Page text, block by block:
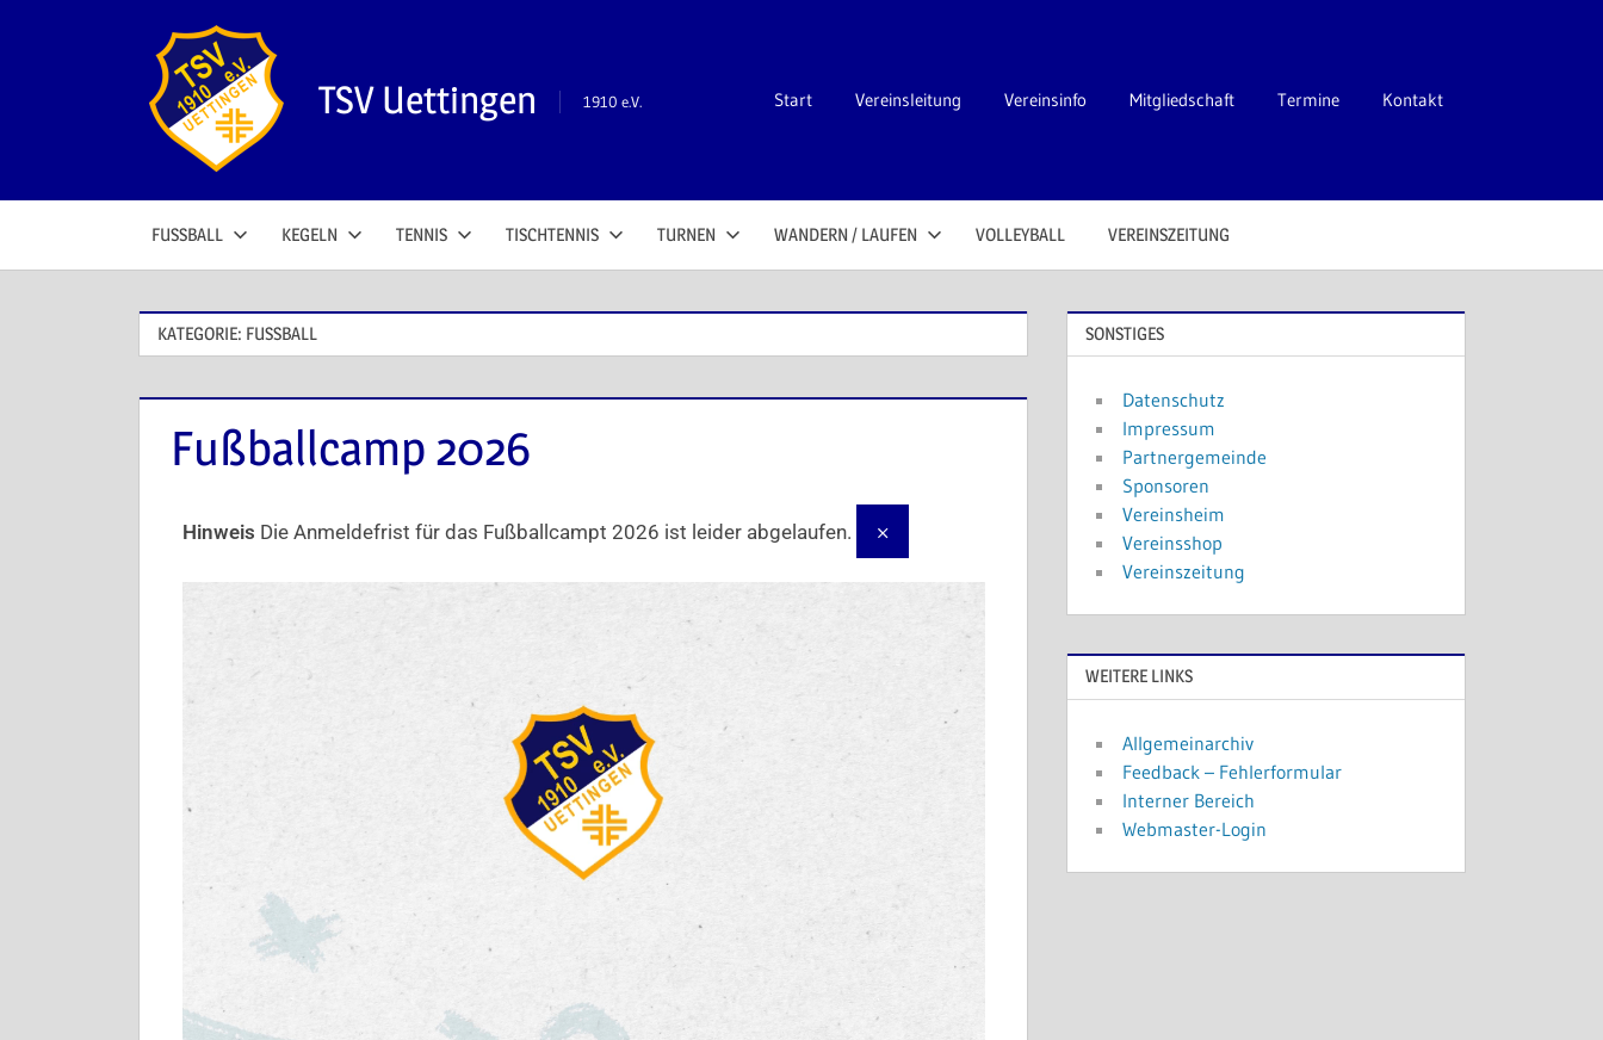
TSV Uettingen 1910 e.V. Start Vereinsleitung Vereinsinfo Mitgliedschaft Termine Kontakt
FUSSBALL KEGELN TENNIS TISCHTENNIS TURNEN WANDERN / LAUFEN VOLLEYBALL VEREINSZEITUNG
KATEGORIE: FUSSBALL
Fußballcamp 2026
Hinweis Die Anmeldefrist für das Fußballcampt 2026 ist leider abgelaufen. ×
SONSTIGES
Datenschutz
Impressum
Partnergemeinde
Sponsoren
Vereinsheim
Vereinsshop
Vereinszeitung
WEITERE LINKS
Allgemeinarchiv
Feedback – Fehlerformular
Interner Bereich
Webmaster-Login